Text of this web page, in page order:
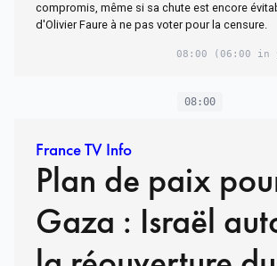
compromis, même si sa chute est encore
d'Olivier Faure à ne pas voter pour la censure.
08:00 (06:00 in
08:00
France TV Info
Plan de paix
Gaza : Israël